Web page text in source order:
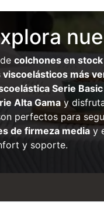
colchones en stock
más
Serie Basic
Alta Gamay
perfectos para
de firmeza mediay
y soporte.